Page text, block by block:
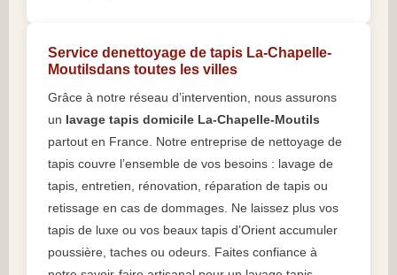
Service denettoyage de tapis La-Chapelle-
Moutilsdans toutes les villes
Grâce à notre réseau d’intervention, nous assurons
un lavage tapis domicile La-Chapelle-Moutils
partout en France. Notre entreprise de nettoyage de
tapis couvre l’ensemble de vos besoins : lavage de
tapis, entretien, rénovation, réparation de tapis ou
retissage en cas de dommages. Ne laissez plus vos
tapis de luxe ou vos beaux tapis d’Orient accumuler
poussière, taches ou odeurs. Faites confiance à